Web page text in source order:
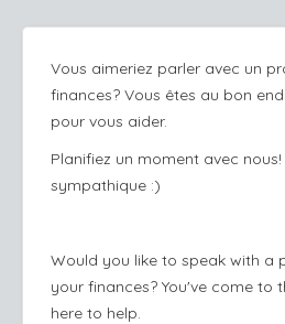
Vous aimeriez parler avec un
finances? Vous êtes au bon
pour vous aider.
Planifiez un moment avec
sympathique :)
Would you like to speak with a
your finances? You've come to
here to help.